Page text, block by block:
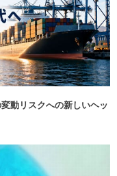
動リスクへの新しいヘッ